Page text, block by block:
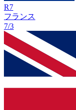
R7
フランス
7/3